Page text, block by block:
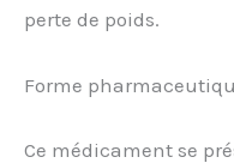
perte de poids.
Forme
Ce médicament se